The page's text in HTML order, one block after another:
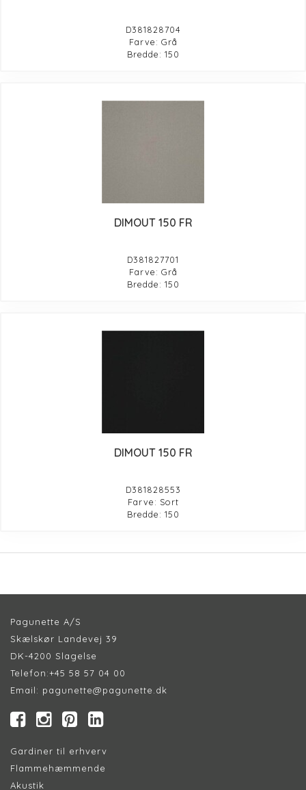
D381828704
Farve: Grå
Bredde: 150
DIMOUT 150 FR
D381827701
Farve: Grå
Bredde: 150
DIMOUT 150 FR
D381828553
Farve: Sort
Bredde: 150
Pagunette A/S
Skælskør Landevej 39
DK-4200 Slagelse
Telefon:+45 58 57 04 00
Email: pagunette@pagunette.dk
Gardiner til erhverv
Flammehæmmende
Akustik